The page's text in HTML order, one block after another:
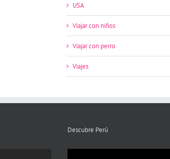
USA
Viajar con niños
Viajar con perro
Viajes
Descubre Perú